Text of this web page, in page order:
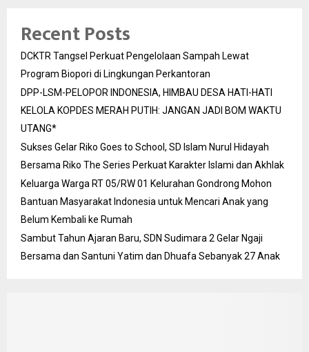
Recent Posts
DCKTR Tangsel Perkuat Pengelolaan Sampah Lewat
Program Biopori di Lingkungan Perkantoran
DPP-LSM-PELOPOR INDONESIA, HIMBAU DESA HATI-HATI
KELOLA KOPDES MERAH PUTIH: JANGAN JADI BOM WAKTU
UTANG*
Sukses Gelar Riko Goes to School, SD Islam Nurul Hidayah
Bersama Riko The Series Perkuat Karakter Islami dan Akhlak
Keluarga Warga RT 05/RW 01 Kelurahan Gondrong Mohon
Bantuan Masyarakat Indonesia untuk Mencari Anak yang
Belum Kembali ke Rumah
Sambut Tahun Ajaran Baru, SDN Sudimara 2 Gelar Ngaji
Bersama dan Santuni Yatim dan Dhuafa Sebanyak 27 Anak